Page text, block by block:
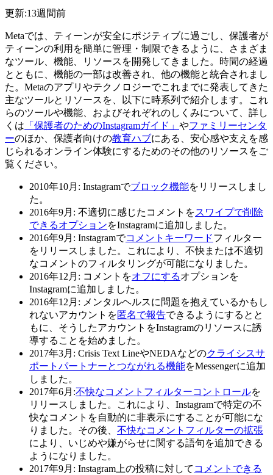
更新:13週間前
Metaでは、ティーンが安全にポジティブに過ごし、保護者が
ティーンの利用を簡単に管理・制限できるように、さまざま
なツール、機能、リソースを開発してきました。時間の経過
とともに、機能の一部は改善され、他の機能と統合されまし
た。Metaのアプリやテクノロジーでこれまでに発表してきた
主なツールとリソースを、以下に時系列で紹介します。これ
らのツールや機能、およびそれぞれのしくみについて、詳し
くは 「保護者のためのInstagramガイド」 やファミリーセンタ
ーのほか、保護者向けの教育ハブにある、安心感や支えを感
じられるオンライン体験にするためのその他のリソースをご
覧ください。
2010年10月 : Instagramでブロック機能をリリースしまし
た。
2016年9月: 不適切に感じたコメントをスワイプで削除
できるオプションをInstagramに追加しました。
2016年9月 : Instagramでコメントキーワードフィルター
をリリースしました。これにより、不快または不適切
なコメントのフィルタリングが可能になりました。
2016年12月 : コメントをオフにするオプションを
Instagramに追加しました。
2016年12月 : メンタルヘルスに問題を抱えているかもし
れないアカウントを匿名で報告できるようにするとと
もに、そうしたアカウントをInstagramのリソースに誘
導することを始めました。
2017年3月: Crisis Text LineやNEDAなどのクライシスサ
ポートパートナーとつながれる機能をMessengerに追加
しました。
2017年6月:不快なコメントフィルターコントロールを
リリースしました。これにより、Instagramで特定の不
快なコメントを自動的に非表示にすることが可能にな
りました。その後、 不快なコメントフィルターの拡張
により、いじめや嫌がらせに関する語句を追加できる
ようになりました。
2017年9月: Instagram上の投稿に対して コメントできる